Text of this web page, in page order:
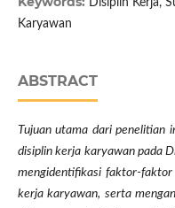
Disiplin Kerja,
Karyawan
ABSTRACT
Tujuan utama dari penelitian
disiplin kerja karyawan pada
mengidentifikasi faktor-
kerja karyawan, serta